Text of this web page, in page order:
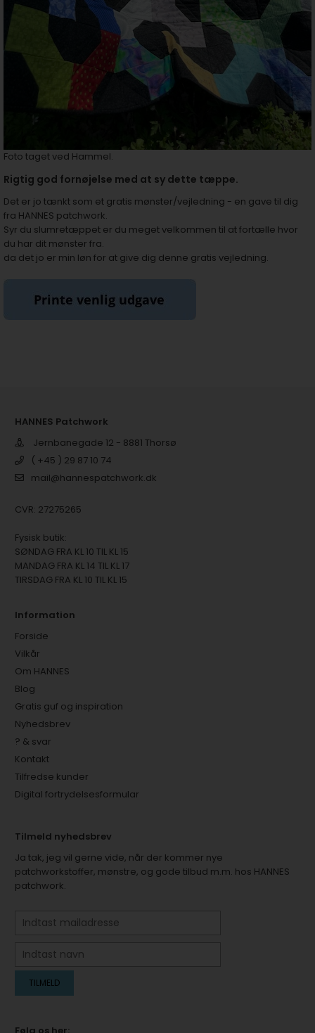
Foto taget ved Hammel.
Rigtig god fornøjelse med at sy dette tæppe.
Det er jo tænkt som et gratis mønster/vejledning - en gave til dig
fra HANNES patchwork.
Syr du slumretæppet er du meget velkommen til at fortælle hvor
du har dit mønster fra.
da det jo er min løn for at give dig denne gratis vejledning.
HANNES Patchwork
Jernbanegade 12 - 8881 Thorsø
( +45 ) 29 87 10 74
mail@hannespatchwork.dk
CVR: 27275265
Fysisk butik:
SØNDAG FRA KL 10 TIL KL 15
MANDAG FRA KL 14 TIL KL 17
TIRSDAG FRA KL 10 TIL KL 15
Information
Forside
Vilkår
Om HANNES
Blog
Gratis guf og inspiration
Nyhedsbrev
? & svar
Kontakt
Tilfredse kunder
Digital fortrydelsesformular
Tilmeld nyhedsbrev
Ja tak, jeg vil gerne vide, når der kommer nye
patchworkstoffer, mønstre, og gode tilbud m.m. hos HANNES
patchwork.